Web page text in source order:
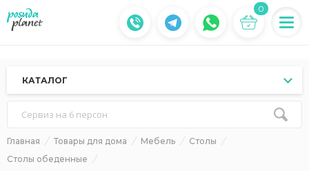
0
КАТАЛОГ
Сервиз на 6 персон
Главная Товары для дома Мебель
Столы
Столы обеденные